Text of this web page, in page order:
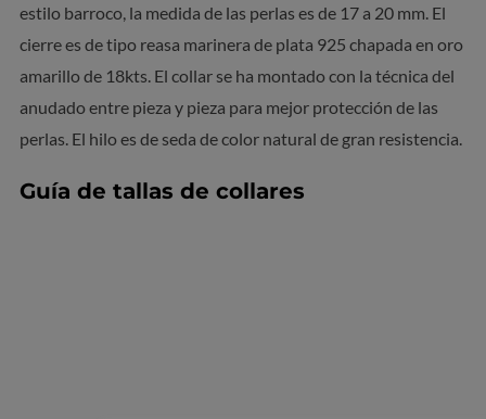
estilo barroco, la medida de las perlas es de 17 a 20 mm. El
cierre es de tipo reasa marinera de plata 925 chapada en oro
amarillo de 18kts. El collar se ha montado con la técnica del
anudado entre pieza y pieza para mejor protección de las
perlas. El hilo es de seda de color natural de gran resistencia.
Guía de tallas de collares